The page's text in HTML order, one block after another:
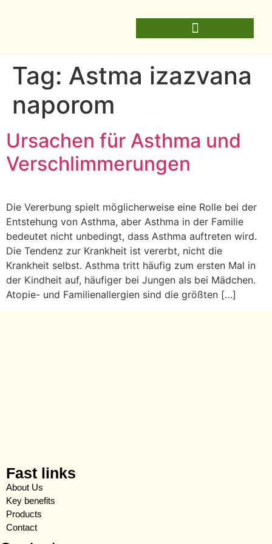
Tag: Astma izazvana
naporom
Ursachen für Asthma und
Verschlimmerungen
Die Vererbung spielt möglicherweise eine Rolle bei der
Entstehung von Asthma, aber Asthma in der Familie
bedeutet nicht unbedingt, dass Asthma auftreten wird.
Die Tendenz zur Krankheit ist vererbt, nicht die
Krankheit selbst. Asthma tritt häufig zum ersten Mal in
der Kindheit auf, häufiger bei Jungen als bei Mädchen.
Atopie- und Familienallergien sind die größten […]
Fast links
About Us
Key benefits
Products
Contact